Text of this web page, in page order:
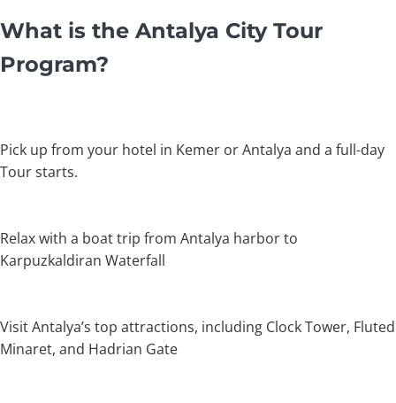
What is the Antalya City Tour
Program?
Pick up from your hotel in Kemer or Antalya and a full-day
Tour starts.
Relax with a boat trip from Antalya harbor to
Karpuzkaldiran Waterfall
Visit Antalya’s top attractions, including Clock Tower, Fluted
Minaret, and Hadrian Gate